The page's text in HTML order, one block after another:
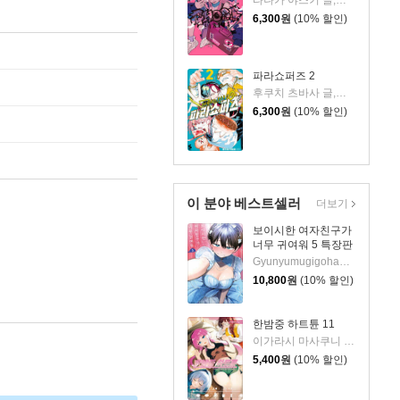
6,300원 (10% 할인)
파라쇼퍼즈 2
6,300원 (10% 할인)
이 분야 베스트셀러
보이시한 여자친구가
너무 귀여워 5 특장판
Gyunyumugigohan 글,그림/심이슬 역
10,800원 (10% 할인)
한밤중 하트튠 11
5,400원 (10% 할인)
더보기